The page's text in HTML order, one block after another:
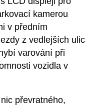
kamerou
v předním
z vedlejších ulic
varování při
vozidla v
převratného,